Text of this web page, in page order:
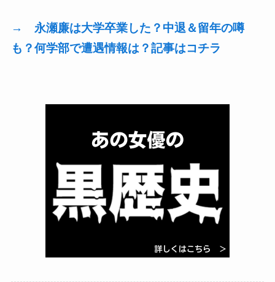
→ 永瀬廉は大学卒業した？中退＆留年の噂
も？何学部で遭遇情報は？記事はコチラ